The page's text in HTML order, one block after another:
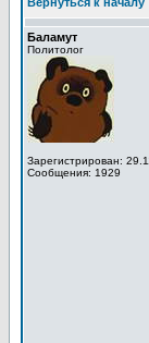
Баламут
Политолог
Зарегистрирован:
Сообщения: 1929